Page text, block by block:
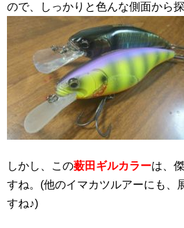
ので、しっかりと色んな側面から
しかし、この薮田ギルカラーは、
すね。(他のイマカツルアーにも、
すね♪)